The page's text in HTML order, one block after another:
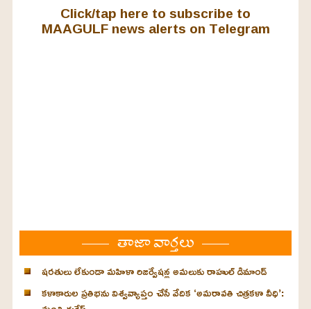
Click/tap here to subscribe to
MAAGULF news alerts on Telegram
తాజా వార్తలు
షరతులు లేకుండా మహిళా రిజర్వేషన్ల అమలుకు రాహుల్ డిమాండ్
కళాకారుల ప్రతిభను విశ్వవ్యాప్తం చేసే వేదిక ‘అమరావతి చిత్రకళా వీధి’: